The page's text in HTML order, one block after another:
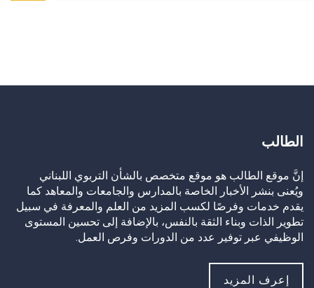
الطالب
إنَّ موقع الطالب هو موقع متخصص بالشأن التربوي اللبناني
ويُعنى بنشر الأخبار الخاصة بالمدارس والجامعات والمعاهد كما
يقدم خدمات وفرصًا لكسب المزيد من العلم والمعرفة في سبيل
تطوير الذات وبناء الثقة بالنفس، بالإضافة إلى تحسين المستوى
الوظيفي عبر توفير عدد من الدورات وفرص العمل.
إعرف المزيد